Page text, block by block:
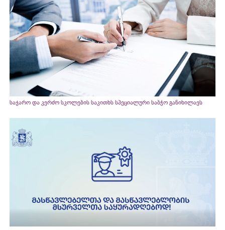
საჯარო და კერძო სკოლების საკითხს სპეციალური საბჭო განიხილავს